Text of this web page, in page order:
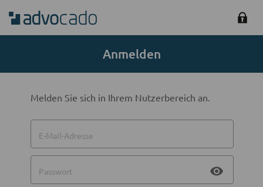
Anmelden
Melden Sie sich in Ihrem Nutzerbereich an.
E-Mail-Adresse
Passwort visibility